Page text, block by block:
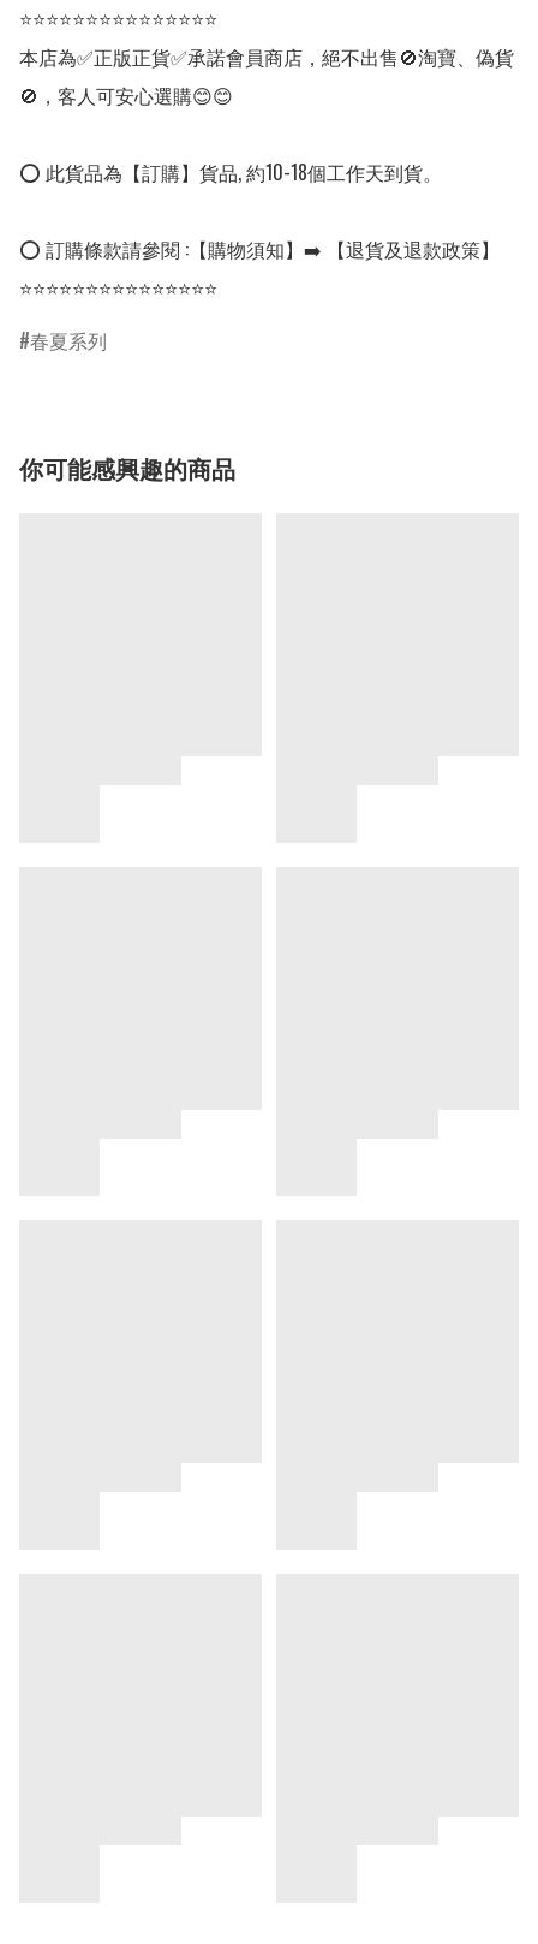
⭐⭐⭐⭐⭐⭐⭐⭐⭐⭐⭐⭐⭐⭐⭐
本店為✅正版正貨✅承諾會員商店，絕不出售🚫淘寶、偽貨
🚫，客人可安心選購😊😊
⭕ 此貨品為【訂購】貨品, 約10-18個工作天到貨。
⭕ 訂購條款請參閱 :【購物須知】➡️ 【退貨及退款政策】
⭐⭐⭐⭐⭐⭐⭐⭐⭐⭐⭐⭐⭐⭐⭐
春夏系列
你可能感興趣的商品